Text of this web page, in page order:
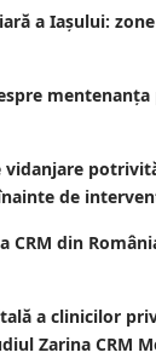
a Iașului:
mentenanța
vidanjare
de
CRM din
a clinicilor
Zarina CRM